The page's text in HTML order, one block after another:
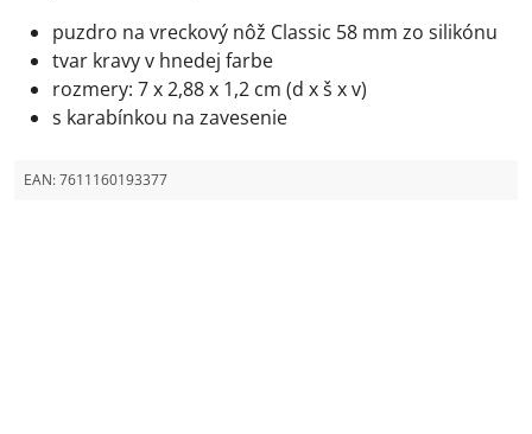
puzdro na vreckový nôž Classic 58 mm zo silikónu
tvar kravy v hnedej farbe
rozmery: 7 x 2,88 x 1,2 cm (d x š x v)
s karabínkou na zavesenie
EAN:7611160193377